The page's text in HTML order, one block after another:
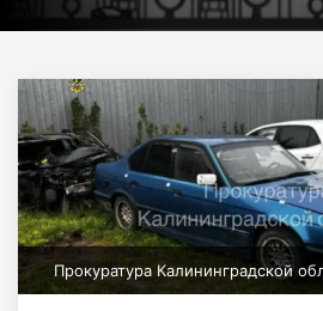
Прокуратура Калининградской